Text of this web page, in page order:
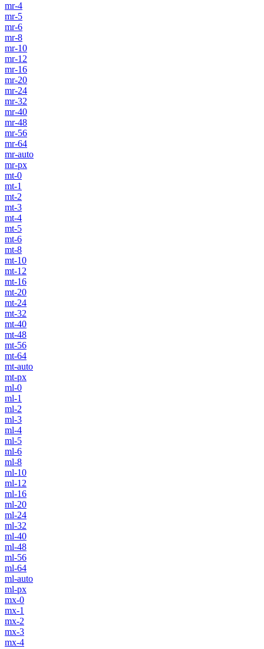
mr-4
mr-5
mr-6
mr-8
mr-10
mr-12
mr-16
mr-20
mr-24
mr-32
mr-40
mr-48
mr-56
mr-64
mr-auto
mr-px
mt-0
mt-1
mt-2
mt-3
mt-4
mt-5
mt-6
mt-8
mt-10
mt-12
mt-16
mt-20
mt-24
mt-32
mt-40
mt-48
mt-56
mt-64
mt-auto
mt-px
ml-0
ml-1
ml-2
ml-3
ml-4
ml-5
ml-6
ml-8
ml-10
ml-12
ml-16
ml-20
ml-24
ml-32
ml-40
ml-48
ml-56
ml-64
ml-auto
ml-px
mx-0
mx-1
mx-2
mx-3
mx-4